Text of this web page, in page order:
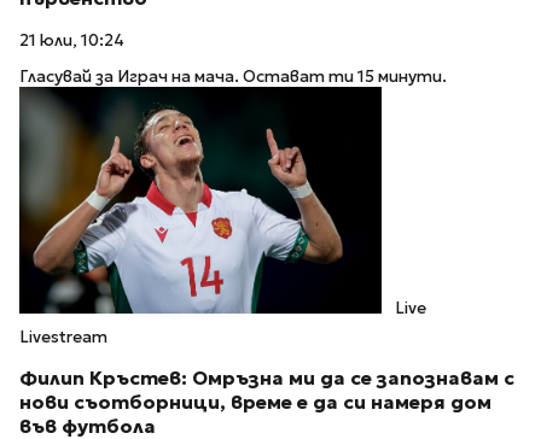
21 юли, 10:24
Гласувай за Играч на мача. Остават ти 15 минути.
Live
Livestream
Филип Кръстев: Омръзна ми да се запознавам с
нови съотборници, време е да си намеря дом
във футбола